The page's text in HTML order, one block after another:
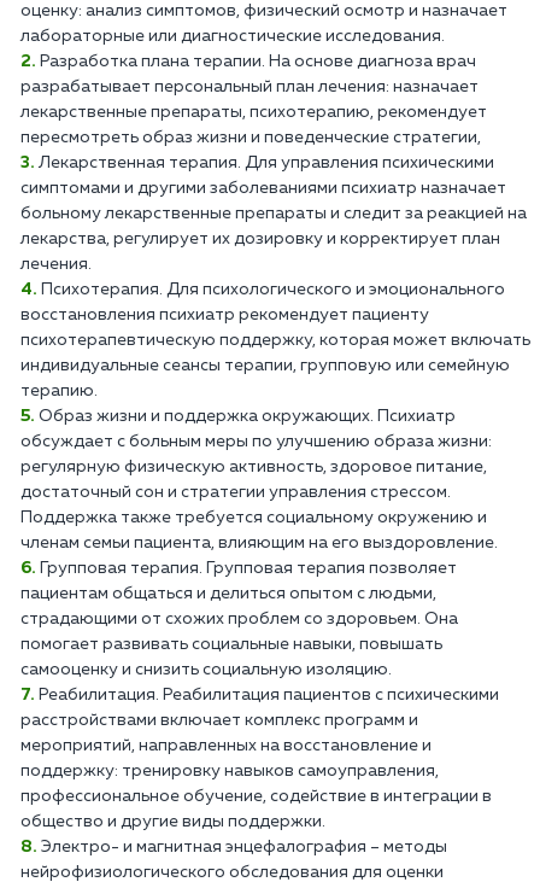
оценку: анализ симптомов, физический осмотр и назначает
лабораторные или диагностические исследования.
Разработка плана терапии. На основе диагноза врач
разрабатывает персональный план лечения: назначает
лекарственные препараты, психотерапию, рекомендует
пересмотреть образ жизни и поведенческие стратегии,
Лекарственная терапия. Для управления психическими
симптомами и другими заболеваниями психиатр назначает
больному лекарственные препараты и следит за реакцией на
лекарства, регулирует их дозировку и корректирует план
лечения.
Психотерапия. Для психологического и эмоционального
восстановления психиатр рекомендует пациенту
психотерапевтическую поддержку, которая может включать
индивидуальные сеансы терапии, групповую или семейную
терапию.
Образ жизни и поддержка окружающих. Психиатр
обсуждает с больным меры по улучшению образа жизни:
регулярную физическую активность, здоровое питание,
достаточный сон и стратегии управления стрессом.
Поддержка также требуется социальному окружению и
членам семьи пациента, влияющим на его выздоровление.
Групповая терапия. Групповая терапия позволяет
пациентам общаться и делиться опытом с людьми,
страдающими от схожих проблем со здоровьем. Она
помогает развивать социальные навыки, повышать
самооценку и снизить социальную изоляцию.
Реабилитация. Реабилитация пациентов с психическими
расстройствами включает комплекс программ и
мероприятий, направленных на восстановление и
поддержку: тренировку навыков самоуправления,
профессиональное обучение, содействие в интеграции в
общество и другие виды поддержки.
Электро- и магнитная энцефалография – методы
нейрофизиологического обследования для оценки